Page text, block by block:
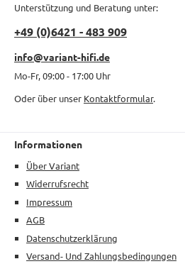
Unterstützung und Beratung unter:
+49 (0)6421 - 483 909
info@variant-hifi.de
Mo-Fr, 09:00 - 17:00 Uhr
Oder über unser Kontaktformular.
Informationen
Über Variant
Widerrufsrecht
Impressum
AGB
Datenschutzerklärung
Versand- Und Zahlungsbedingungen